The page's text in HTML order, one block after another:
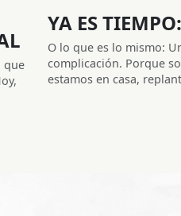
que
YA ES
O lo que es lo mismo:
complicación. Porque
estamos en casa,